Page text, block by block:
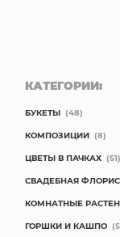
КАТЕГОРИИ:
БУКЕТЫ (48)
КОМПОЗИЦИИ (8)
ЦВЕТЫ В ПАЧКАХ (51)
СВАДЕБНАЯ
КОМНАТНЫЕ
ГОРШКИ И КАШПО